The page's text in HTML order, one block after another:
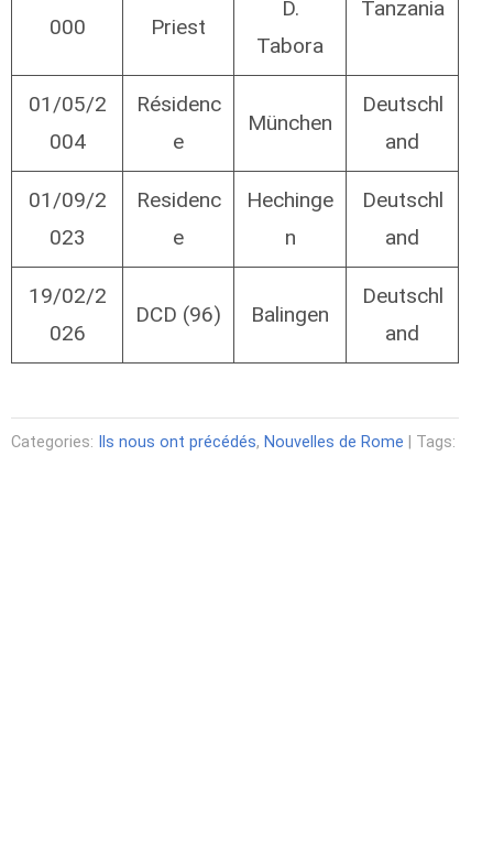
000
Priest
D.
Tabora
Tanzania
01/05/2
004
Résidenc
e
München
Deutschl
and
01/09/2
023
Residenc
e
Hechinge
n
Deutschl
and
19/02/2
026
DCD (96) Balingen
Deutschl
and
Categories: Ils nous ont précédés, Nouvelles de Rome | Tags: